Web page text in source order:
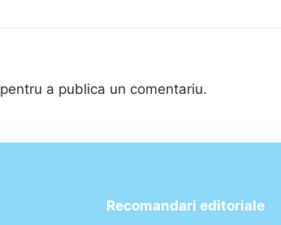
pentru a publica un comentariu.
Recomandari editoriale